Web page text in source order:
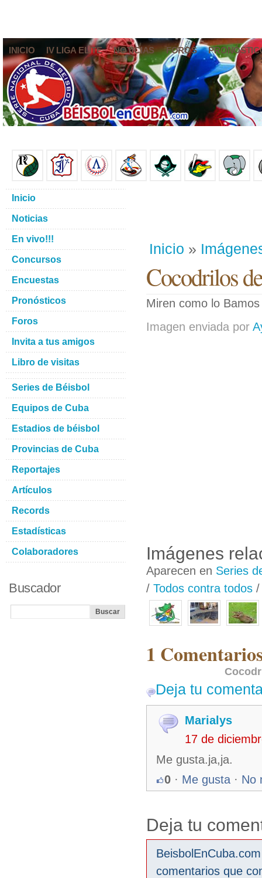
INICIO IV LIGA ELITE NOTICIAS FOROS
Inicio »
Cocodrilos
Miren como lo
Imagen enviada por
Imágenes
Aparecen en Series
/ Todos contra todos
1
Deja tu
Marialys
17 de
Me gusta.ja,ja.
0 · Me gusta · No
Deja tu
comentarios que
Inicio
Noticias
En vivo!!!
Concursos
Encuestas
Pronósticos
Foros
Invita a tus amigos
Libro de visitas
Series de Béisbol
Equipos de Cuba
Estadios de béisbol
Provincias de Cuba
Reportajes
Artículos
Records
Estadísticas
Colaboradores
Buscador